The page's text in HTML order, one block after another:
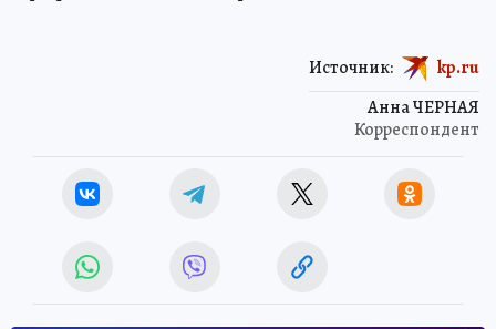
Анна ЧЕРНАЯ
Корреспондент
Источник: kp.ru